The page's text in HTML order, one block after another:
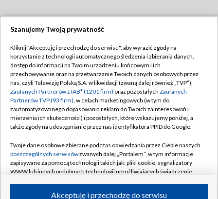
TVP
Abonament TVP
Emisja w TVP
Centrum informacji TVP
Naziemna Telewizja Cyfrowa
Rada Programowa
System NOS
Informacje o nadawcy
Regulamin TVP
Polityka prywatności
Moje zgody
Pomoc
Kontakt
Kanały
Szanujemy Twoją prywatność
Kliknij "Akceptuję i przechodzę do serwisu", aby wyrazić zgody na
korzystanie z technologii automatycznego śledzenia i zbierania danych,
dostęp do informacji na Twoim urządzeniu końcowym i ich
przechowywanie oraz na przetwarzanie Twoich danych osobowych przez
nas, czyli Telewizję Polską S.A. w likwidacji (zwaną dalej również „TVP”),
Zaufanych Partnerów z IAB* (1201 firm) oraz pozostałych Zaufanych
Partnerów TVP (93 firm), w celach marketingowych (w tym do
zautomatyzowanego dopasowania reklam do Twoich zainteresowań i
mierzenia ich skuteczności) i pozostałych, które wskazujemy poniżej, a
także zgody na udostępnianie przez nas identyfikatora PPID do Google.
Twoje dane osobowe zbierane podczas odwiedzania przez Ciebie naszych
poszczególnych serwisówzwanych dalej „Portalem”, w tym informacje
zapisywane za pomocą technologii takich jak: pliki cookie, sygnalizatory
WWW lub innych podobnych technologii umożliwiających świadczenie
Akceptuję i przechodzę do serwisu